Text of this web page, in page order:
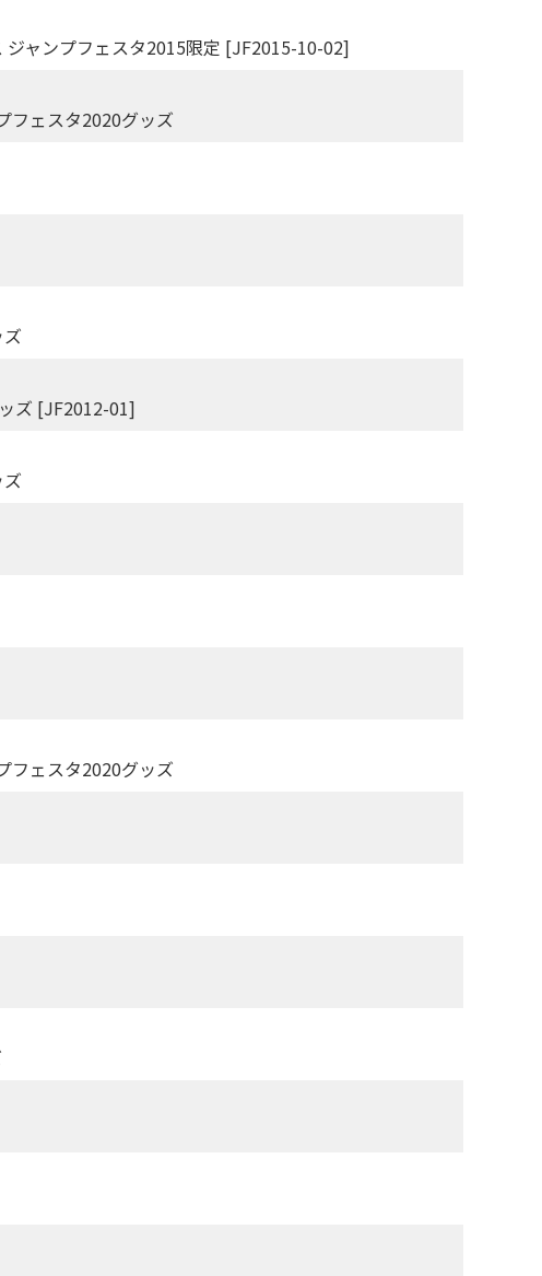
ャンプフェスタ2015限定 [JF2015-10-02]
フェスタ2020グッズ
ズ [JF2012-01]
フェスタ2020グッズ